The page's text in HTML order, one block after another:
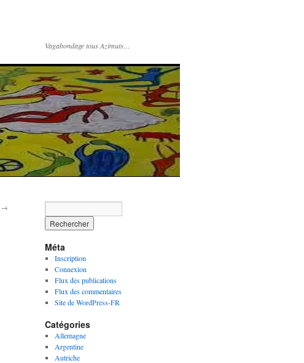
Vagabondage tous Azimuts…
→
Méta
Inscription
Connexion
Flux des publications
Flux des commentaires
Site de WordPress-FR
Catégories
Allemagne
Argentine
Autriche